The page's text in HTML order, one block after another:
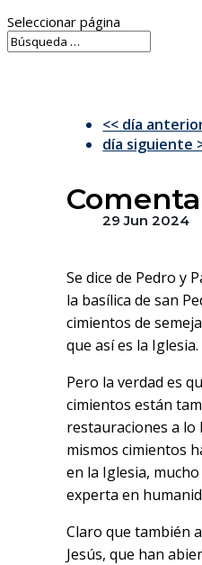
Seleccionar página
<< día
día siguiente
29 Jun 2024
Se dice de Pedro y
la basílica de san
cimientos de
que así es la Iglesia.
Pero la verdad es
cimientos están
restauraciones a lo
mismos cimientos
en la Iglesia,
experta en
Claro que también
Jesús, que han